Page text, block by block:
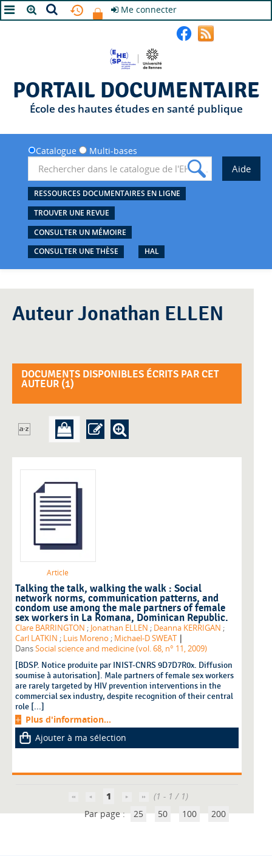
Me connecter
PORTAIL DOCUMENTAIRE
École des hautes études en santé publique
Catalogue Multi-bases
RESSOURCES DOCUMENTAIRES EN LIGNE
TROUVER UNE REVUE
CONSULTER UN MÉMOIRE
CONSULTER UNE THÈSE
HAL
Auteur Jonathan ELLEN
DOCUMENTS DISPONIBLES ÉCRITS PAR CET
AUTEUR (1)
Article
Talking the talk, walking the walk : Social
network norms, communication patterns, and
condom use among the male partners of female
sex workers in La Romana, Dominican Republic.
Clare BARRINGTON ; Jonathan ELLEN ; Deanna KERRIGAN ;
Carl LATKIN ; Luis Moreno ; Michael-D SWEAT |
DansSocial science and medicine (vol. 68, n° 11, 2009)
[BDSP. Notice produite par INIST-CNRS 9D7D7R0x. Diffusion
soumise à autorisation]. Male partners of female sex workers
are rarely targeted by HIV prevention interventions in the
commercial sex industry, despite recognition of their central
role [...]
Plus d'information...
Ajouter à ma sélection
1
(1 - 1 / 1)
Par page : 25 50 100 200